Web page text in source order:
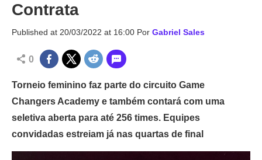
Contrata
Published at 20/03/2022 at 16:00 Por Gabriel Sales
0
Torneio feminino faz parte do circuito Game
Changers Academy e também contará com uma
seletiva aberta para até 256 times. Equipes
convidadas estreiam já nas quartas de final